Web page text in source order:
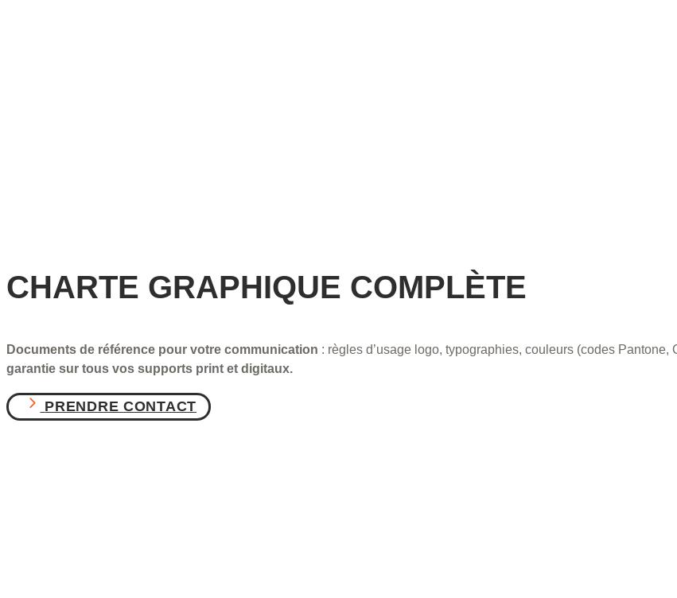
CHARTE GRAPHIQUE COMPLÈTE
Documents de référence pour votre communication : règles d’usage logo, typographies, couleurs (codes
garantie sur tous vos supports print et digitaux.
PRENDRE CONTACT